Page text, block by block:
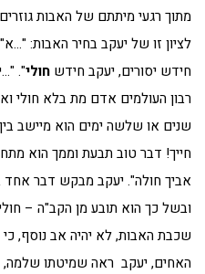
מתוך רגעי מיתתם של האבות
לציון זו של יעקב בחיר האבות:
חידש יסורים, יעקב חידש חולי".
רבון העולמים אדם מת בלא חולי
שנים או שלשה ימים הוא מיישב
חייך! דבר טוב תבעת וממך הוא
אביך חולה". יעקב מבקש דבר אחד
ובשל כך הוא תובע מן הקב"ה –
שכבת האבות, לא יהיה אב נוסף,
האחים, יעקב ראה שמיטתו שלמה,